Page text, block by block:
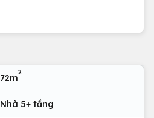
72m
2
Nhà 5+ tầng